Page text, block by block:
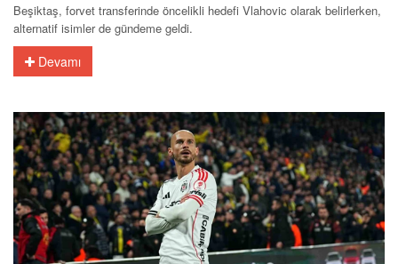
Beşiktaş, forvet transferinde öncelikli hedefi Vlahovic olarak belirlerken,
alternatif isimler de gündeme geldi.
Devamı